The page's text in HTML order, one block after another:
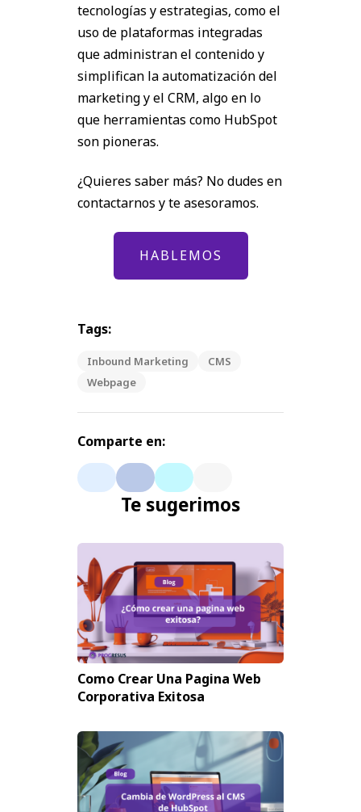
tecnologías y estrategias, como el
uso de plataformas integradas
que administran el contenido y
simplifican la automatización del
marketing y el CRM, algo en lo
que herramientas como HubSpot
son pioneras.
¿Quieres saber más? No dudes en
contactarnos y te asesoramos.
HABLEMOS
Tags:
Inbound Marketing
CMS
Webpage
Comparte en:
Te sugerimos
Como Crear Una Pagina Web
Corporativa Exitosa